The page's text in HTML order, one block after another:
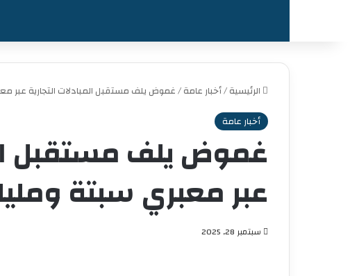
الرئيسية/أخبار عامة/غموض يلف مستقبل المبادلات التجارية عبر
أخبار عامة
غموض يلف مستقبل
عبر معبري سبتة
سبتمبر 28, 2025